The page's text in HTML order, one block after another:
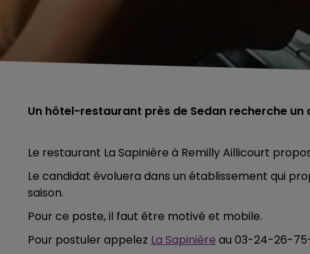
Un hôtel-restaurant près de Sedan recherche un
Le restaurant La Sapinière à Remilly Aillicourt
Le candidat évoluera dans un établissement qui
saison.
Pour ce poste, il faut être motivé et mobile.
Pour postuler appelez La Sapinière au 03-24-26-